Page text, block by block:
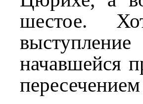
шестое.
начавшейся